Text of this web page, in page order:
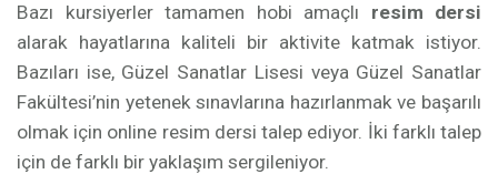
Bazı kursiyerler tamamen hobi amaçlı resim dersi
alarak hayatlarına kaliteli bir aktivite katmak istiyor.
Bazıları ise, Güzel Sanatlar Lisesi veya Güzel Sanatlar
Fakültesi’nin yetenek sınavlarına hazırlanmak ve başarılı
olmak için online resim dersi talep ediyor. İki farklı talep
için de farklı bir yaklaşım sergileniyor.